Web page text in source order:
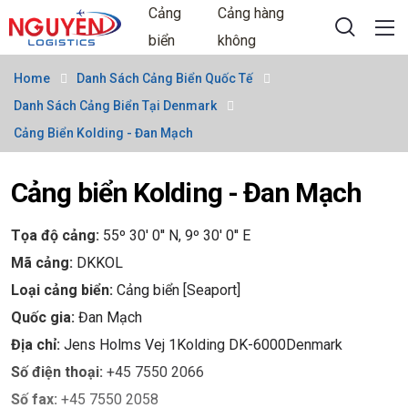
Cảng
biển
Cảng hàng
không
Home
Danh Sách Cảng Biển Quốc Tế
Danh Sách Cảng Biển Tại Denmark
Cảng Biển Kolding - Đan Mạch
Cảng biển Kolding - Đan Mạch
Tọa độ cảng: 55º 30' 0'' N, 9º 30' 0'' E
Mã cảng: DKKOL
Loại cảng biển: Cảng biển [Seaport]
Quốc gia: Đan Mạch
Địa chỉ: Jens Holms Vej 1Kolding DK-6000Denmark
Số điện thoại: +45 7550 2066
Số fax: +45 7550 2058